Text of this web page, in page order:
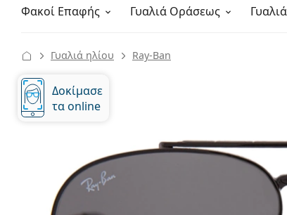
Φακοί Επαφής
Υγρά φακών ΓυαλιάΟράσεως
Πώς να παραγγείλετε
Γυαλιά ηλίου Ray-Ban
Δοκίμασε
τα online